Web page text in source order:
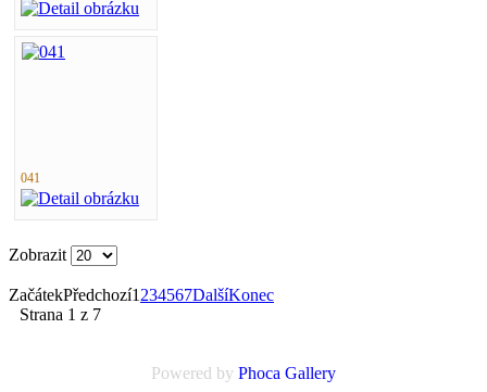
041
Zobrazit
ZačátekPředchozí1 234567DalšíKonec
Strana 1 z 7
Powered by Phoca Gallery